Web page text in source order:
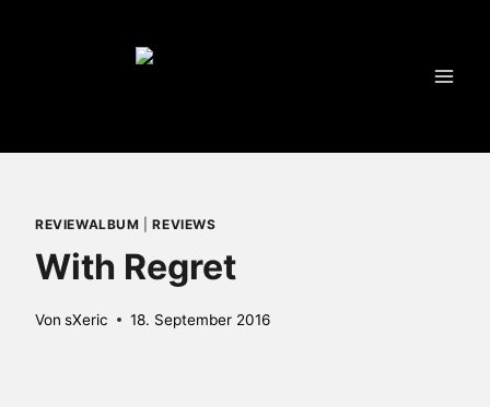
REVIEWALBUM |REVIEWS
With Regret
Von sXeric 18. September 2016